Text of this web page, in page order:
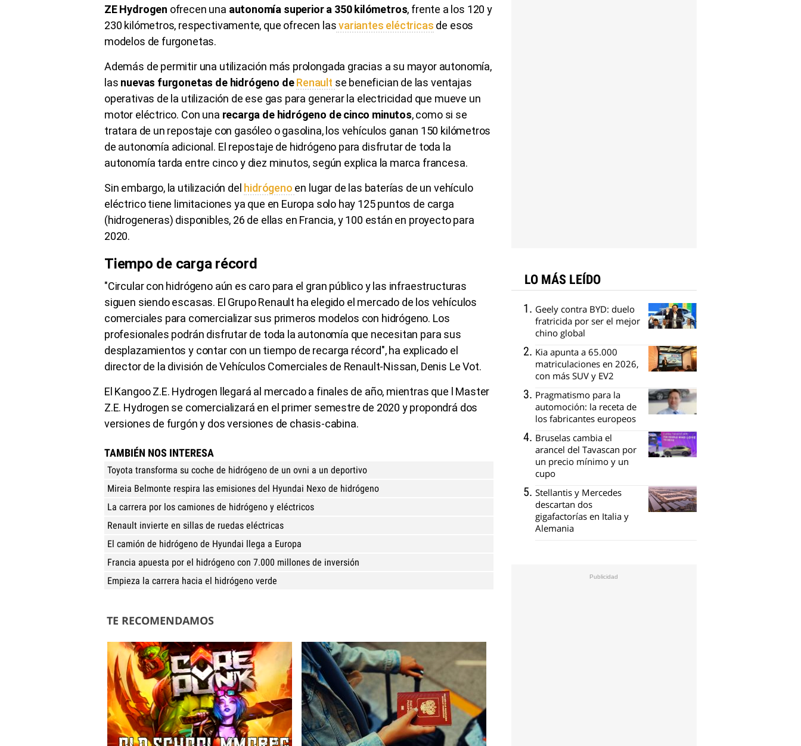
ZE Hydrogen ofrecen una autonomía superior a 350 kilómetros, frente a los 120 y
230 kilómetros, respectivamente, que ofrecen lasvariantes eléctricas de esos
modelos de furgonetas.
Además de permitir una utilización más prolongada gracias a su mayor autonomía,
las nuevas furgonetas de hidrógeno deRenault se benefician de las ventajas
operativas de la utilización de ese gas para generar la electricidad que mueve un
motor eléctrico. Con una recarga de hidrógeno de cinco minutos, como si se
tratara de un repostaje con gasóleo o gasolina, los vehículos ganan 150 kilómetros
de autonomía adicional. El repostaje de hidrógeno para disfrutar de toda la
autonomía tarda entre cinco y diez minutos, según explica la marca francesa.
Sin embargo, la utilización del hidrógeno en lugar de las baterías de un vehículo
eléctrico tiene limitaciones ya que en Europa solo hay 125 puntos de carga
(hidrogeneras) disponibles, 26 de ellas en Francia, y 100 están en proyecto para
2020.
Tiempo de carga récord
"Circular con hidrógeno aún es caro para el gran público y las infraestructuras
siguen siendo escasas. El Grupo Renault ha elegido el mercado de los vehículos
comerciales para comercializar sus primeros modelos con hidrógeno. Los
profesionales podrán disfrutar de toda la autonomía que necesitan para sus
desplazamientos y contar con un tiempo de recarga récord", ha explicado el
director de la división de Vehículos Comerciales de Renault-Nissan, Denis Le Vot.
El Kangoo Z.E. Hydrogen llegará al mercado a finales de año, mientras que l Master
Z.E. Hydrogen se comercializará en el primer semestre de 2020 y propondrá dos
versiones de furgón y dos versiones de chasis-cabina.
TAMBIÉN NOS INTERESA
Toyota transforma su coche de hidrógeno de un ovni a un deportivo
Mireia Belmonte respira las emisiones del Hyundai Nexo de hidrógeno
La carrera por los camiones de hidrógeno y eléctricos
Renault invierte en sillas de ruedas eléctricas
El camión de hidrógeno de Hyundai llega a Europa
Francia apuesta por el hidrógeno con 7.000 millones de inversión
Empieza la carrera hacia el hidrógeno verde
TE RECOMENDAMOS
LO MÁS LEÍDO
Geely contra BYD: duelo
fratricida por ser el mejor
chino global
Kia apunta a 65.000
matriculaciones en 2026,
con más SUV y EV2
Pragmatismo para la
automoción: la receta de
los fabricantes europeos
Bruselas cambia el
arancel del Tavascan por
un precio mínimo y un
cupo
Stellantis y Mercedes
descartan dos
gigafactorías en Italia y
Alemania